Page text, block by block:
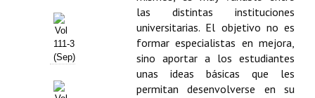
Jornadas PAM 2026
Premio Jóvenes Investigadores
Buscador de Comunicaciones
Vol
111-3
(Sep)
las distintas instituciones
universitarias. El objetivo no es
formar especialistas en mejora,
sino aportar a los estudiantes
unas ideas básicas que les
permitan desenvolverse en su